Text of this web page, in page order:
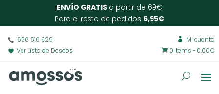
¡ENVÍO GRATIS a partir de 69€!
Para el resto de pedidos 6,95€
656 616 929
Ver Lista de Deseos
 Mi cuenta
 0 Items - 0,00€